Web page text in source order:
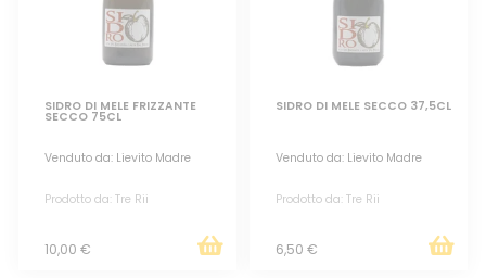
SIDRO DI MELE FRIZZANTE
SECCO 75CL
Venduto da: Lievito Madre
Prodotto da: Tre Rii
10,00 €
SIDRO DI MELE SECCO 37,5CL
Venduto da: Lievito Madre
Prodotto da: Tre Rii
6,50 €